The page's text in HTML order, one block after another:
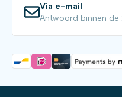
Via e-mail
Antwoord binnen de